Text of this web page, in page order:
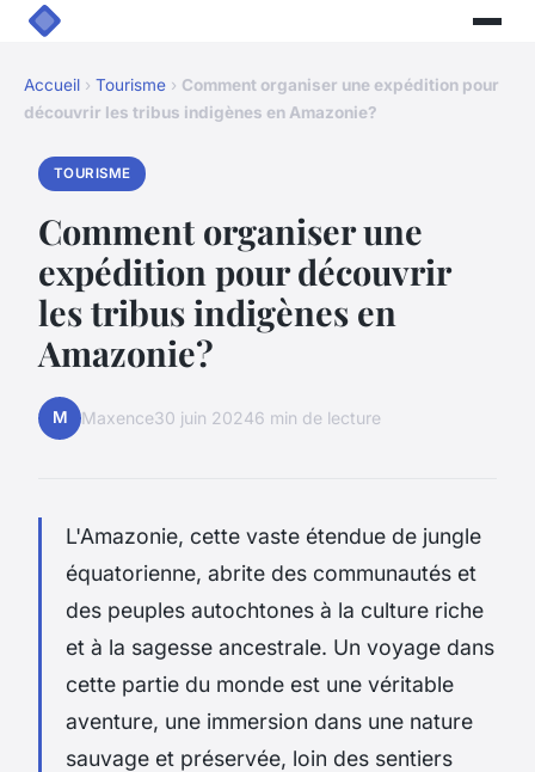
Accueil › Tourisme › Comment organiser une expédition pour
découvrir les tribus indigènes en Amazonie?
TOURISME
Comment organiser une
expédition pour découvrir
les tribus indigènes en
Amazonie?
M Maxence30 juin 20246 min de lecture
L'Amazonie, cette vaste étendue de jungle
équatorienne, abrite des communautés et
des peuples autochtones à la culture riche
et à la sagesse ancestrale. Un voyage dans
cette partie du monde est une véritable
aventure, une immersion dans une nature
sauvage et préservée, loin des sentiers